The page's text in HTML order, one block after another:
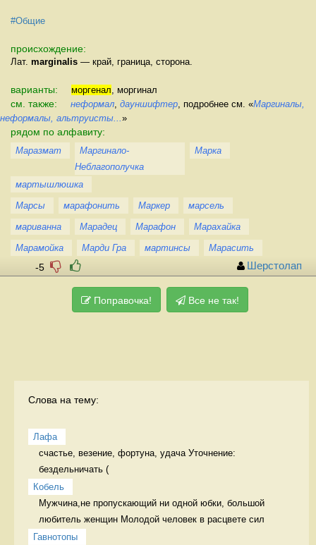
#Общие
происхождение:
Лат. marginalis — край, граница, сторона.
варианты: моргенал , моргинал
см. также: неформал дауншифтер , подробнее см. «Маргиналы,
неформалы, альтруисты... »
рядом по алфавиту:
Маразмат
Маргинало-
Неблагополучка
Марка
мартышлюшка
Марсы
марафонить Маркер
марсель
мариванна
Марадец Марафон
Марахайка
Марамойка
Марди Гра мартинсы Марасить
-5 Шерстолап
Поправочка! Все не так!
Слова на тему:
Лафа
счастье, везение, фортуна, удача Уточнение:
бездельничать (
Кобель
Мужчина,не пропускающий ни одной юбки, большой
любитель женщин Молодой человек в расцвете сил
Гавнотопы